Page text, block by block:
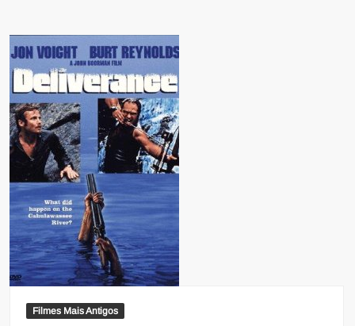
Filmes Mais Antigos